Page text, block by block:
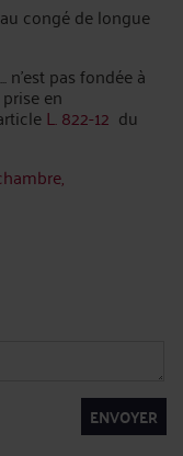
congé de longue
n'est pas fondée à
en
L. 822-12 du
ENVOYER